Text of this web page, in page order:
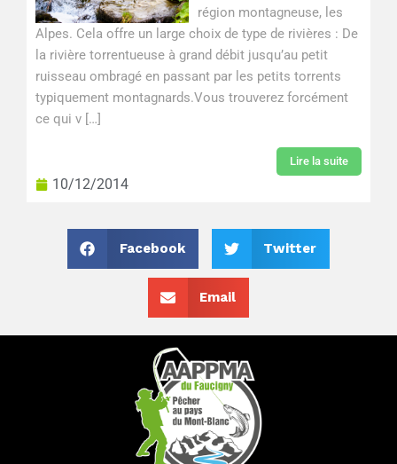
région montagneuse, les
Alpes. Cela offre un large choix de type de rivières : De
la rivière torrentueuse à grand débit jusqu’au petit
ruisseau ombragé en passant par les petits torrents
typiquement montagnards.Vous trouverez forcément
ce qui v […]
Lire la suite
10/12/2014
Facebook Twitter
Email